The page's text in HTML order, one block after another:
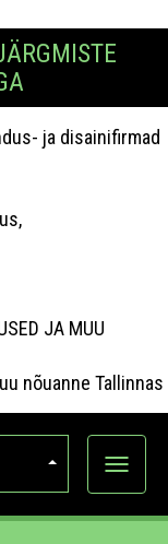
ja disainifirmad
JA MUU
nõuanne Tallinnas
Ava